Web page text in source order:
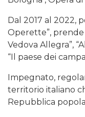
Dal 2017 al 2022,
Operette”, prende
Vedova Allegra”,
“Il paese dei
Impegnato,
territorio italiano
Repubblica